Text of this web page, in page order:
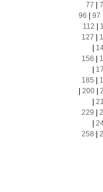
77
96
97
112
127
156
185
200|
229
258